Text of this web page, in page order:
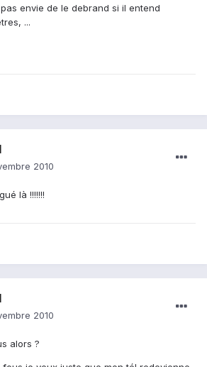
envie de le debrand si il entend
...
2010
là !!!!!!!
2010
alors ?